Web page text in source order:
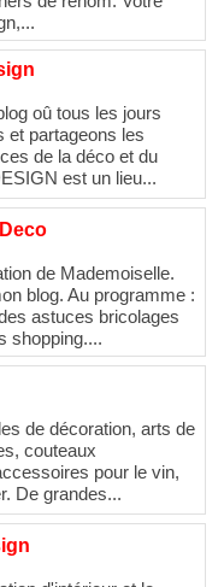
oû tous les jours
et partageons les
de la déco et du
est un lieu...
de Mademoiselle.
blog. Au programme :
astuces bricolages
shopping....
de décoration, arts de
couteaux
pour le vin,
De grandes...